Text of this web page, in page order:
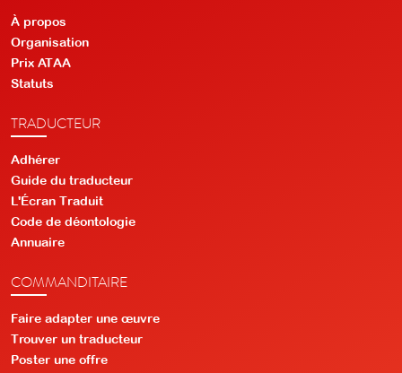
À propos
Organisation
Prix ATAA
Statuts
TRADUCTEUR
Adhérer
Guide du traducteur
L'Écran Traduit
Code de déontologie
Annuaire
COMMANDITAIRE
Faire adapter une œuvre
Trouver un traducteur
Poster une offre